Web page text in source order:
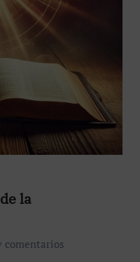
la
comentarios